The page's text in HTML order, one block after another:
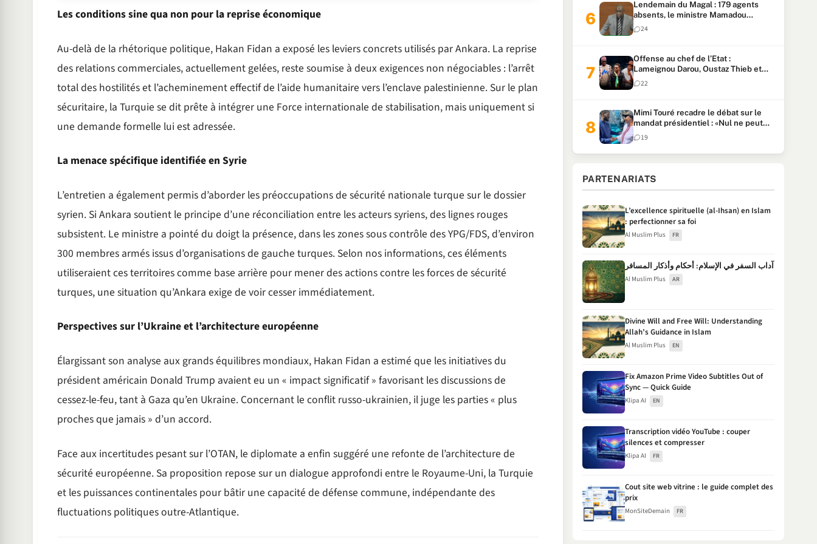
Les conditions sine qua non pour la reprise économique
Au-delà de la rhétorique politique, Hakan Fidan a exposé les leviers concrets utilisés par Ankara. La reprise
des relations commerciales, actuellement gelées, reste soumise à deux exigences non négociables : l’arrêt
total des hostilités et l’acheminement effectif de l’aide humanitaire vers l’enclave palestinienne. Sur le plan
sécuritaire, la Turquie se dit prête à intégrer une Force internationale de stabilisation, mais uniquement si
une demande formelle lui est adressée.
La menace spécifique identifiée en Syrie
L’entretien a également permis d’aborder les préoccupations de sécurité nationale turque sur le dossier
syrien. Si Ankara soutient le principe d’une réconciliation entre les acteurs syriens, des lignes rouges
subsistent. Le ministre a pointé du doigt la présence, dans les zones sous contrôle des YPG/FDS, d’environ
300 membres armés issus d’organisations de gauche turques. Selon nos informations, ces éléments
utiliseraient ces territoires comme base arrière pour mener des actions contre les forces de sécurité
turques, une situation qu’Ankara exige de voir cesser immédiatement.
Perspectives sur l’Ukraine et l’architecture européenne
Élargissant son analyse aux grands équilibres mondiaux, Hakan Fidan a estimé que les initiatives du
président américain Donald Trump avaient eu un « impact significatif » favorisant les discussions de
cessez-le-feu, tant à Gaza qu’en Ukraine. Concernant le conflit russo-ukrainien, il juge les parties « plus
proches que jamais » d’un accord.
Face aux incertitudes pesant sur l’OTAN, le diplomate a enfin suggéré une refonte de l’architecture de
sécurité européenne. Sa proposition repose sur un dialogue approfondi entre le Royaume-Uni, la Turquie
et les puissances continentales pour bâtir une capacité de défense commune, indépendante des
fluctuations politiques outre-Atlantique.
Lendemain du Magal : 179 agents
absents, le ministre Mamadou
Lamine Dianté exige des explications
24
Offense au chef de l’Etat :
Lameignou Darou, Oustaz Thieb et
Ndiaye Touba lourdement
condamnés
22
Mimi Touré recadre le débat sur le
mandat présidentiel : «Nul ne peut
faire plus de deux mandats
consécutifs de 5 ans»
19
PARTENARIATS
L’excellence spirituelle (al-Ihsan) en Islam
: perfectionner sa foi
Al Muslim Plus FR
آداب السفر في الإسلام: أحكام وأذكار المسافر
Al Muslim Plus AR
Divine Will and Free Will: Understanding
Allah’s Guidance in Islam
Al Muslim Plus EN
Fix Amazon Prime Video Subtitles Out of
Sync — Quick Guide
Klipa AI EN
Transcription vidéo YouTube : couper
silences et compresser
Klipa AI FR
Cout site web vitrine : le guide complet des
prix
MonSiteDemain FR